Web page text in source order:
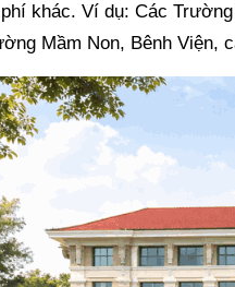
khác. Ví dụ: Các
Mầm Non, Bênh Viện,